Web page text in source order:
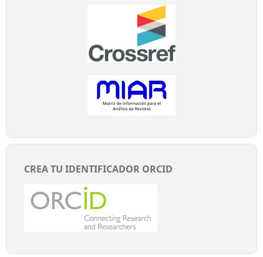
CREA TU IDENTIFICADOR ORCID